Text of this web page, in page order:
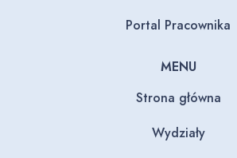
Portal Pracownika
MENU
Strona główna
Wydziały